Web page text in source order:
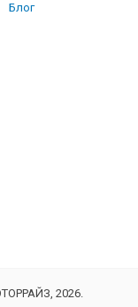
Блог
2026.